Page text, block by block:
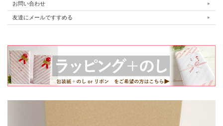
お問い合わせ
友達にメールですすめる